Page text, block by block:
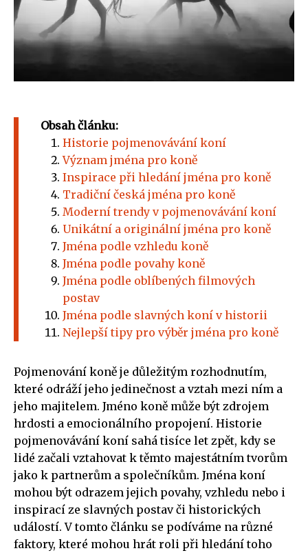
Obsah článku:
Historie pojmenovávání koní
Význam jména pro koně
Inspirace při hledání jména pro koně
Tradiční česká jména pro koně
Moderní trendy v pojmenovávání koní
Unikátní a originální jména pro koně
Jména podle vzhledu koně
Jména podle povahy koně
Jména podle oblíbených filmových
postav
Jména podle slavných koní v historii
Nejlepší tipy pro výběr jména pro koně
Pojmenování koně je důležitým rozhodnutím,
které odráží jeho jedinečnost a vztah mezi ním a
jeho majitelem. Jméno koně může být zdrojem
hrdosti a emocionálního propojení. Historie
pojmenovávání koní sahá tisíce let zpět, kdy se
lidé začali vztahovat k těmto majestátním tvorům
jako k partnerům a společníkům. Jména koní
mohou být odrazem jejich povahy, vzhledu nebo i
inspirací ze slavných postav či historických
událostí. V tomto článku se podíváme na různé
faktory, které mohou hrát roli při hledání toho